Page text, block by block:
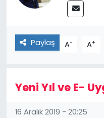
Paylaş A- A+
Yeni Yıl ve E-
16 Aralık 2019 - 20:25
Tüm Manşetler
Son Dakika